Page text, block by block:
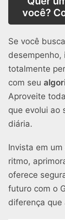
você?
Se você
desempenho,
totalmente
com seu
Aproveite
que evolui ao
diária.
Invista em
ritmo,
oferece
futuro com o
diferença que